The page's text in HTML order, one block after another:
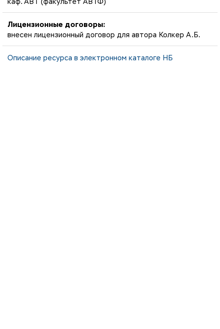
каф. АВТ (факультет АВТФ)
Лицензионные договоры:
внесен лицензионный договор для автора Колкер А.Б.
Описание ресурса в электронном каталоге НБ